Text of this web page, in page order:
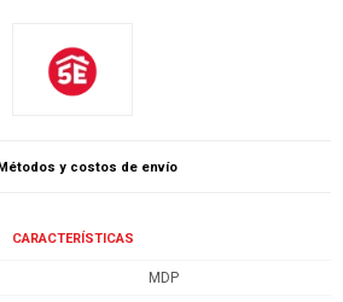
y costos de envío
CARACTERÍSTICAS
MDP